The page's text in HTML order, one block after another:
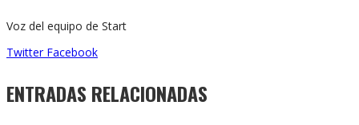
Voz del equipo de Start
Twitter Facebook
ENTRADAS RELACIONADAS